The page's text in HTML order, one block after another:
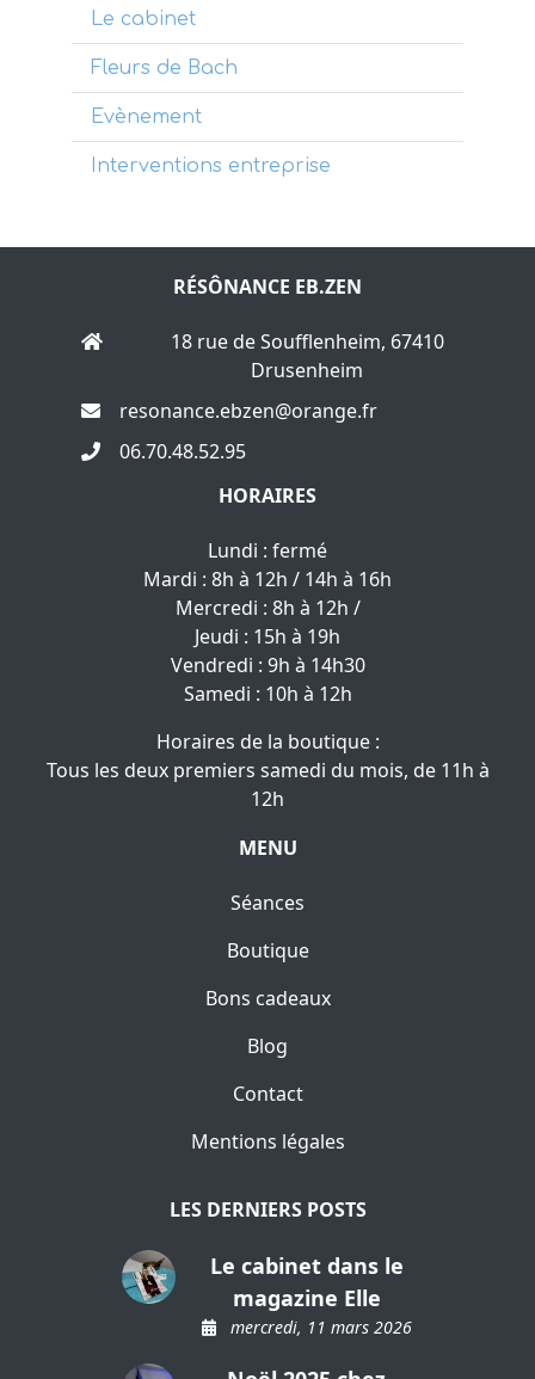
Le cabinet
Fleurs de Bach
Evènement
Interventions entreprise
RÉSÔNANCE EB.ZEN
18 rue de Soufflenheim, 67410
Drusenheim
resonance.ebzen@orange.fr
06.70.48.52.95
HORAIRES
Lundi : fermé
Mardi : 8h à 12h / 14h à 16h
Mercredi : 8h à 12h /
Jeudi : 15h à 19h
Vendredi : 9h à 14h30
Samedi : 10h à 12h
Horaires de la boutique :
Tous les deux premiers samedi du mois, de 11h à
12h
MENU
Séances
Boutique
Bons cadeaux
Blog
Contact
Mentions légales
LES DERNIERS POSTS
Le cabinet dans le
magazine Elle
mercredi, 11 mars 2026